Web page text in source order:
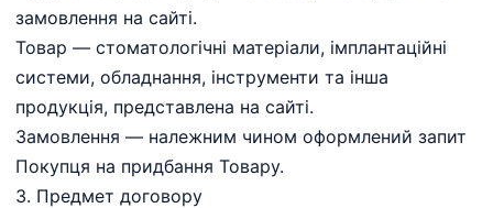
замовлення на сайті.
Товар — стоматологічні матеріали, імплантаційні
системи, обладнання, інструменти та інша
продукція, представлена на сайті.
Замовлення — належним чином оформлений запит
Покупця на придбання Товару.
3.⁠ ⁠Предмет договору